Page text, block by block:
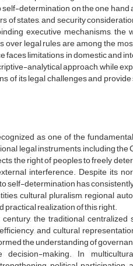
determination on the one
of states, and security
executive mechanisms,
legal rules are among the
faces limitations in domestic and
analytical approach, while
of its legal challenges and
as one of the
legal instruments, including
the right of peoples to freely
interference. Despite its
self-determination has
cultural pluralism, regional
realization of this right.
the traditional
and cultural
the understanding of
decision-making. In